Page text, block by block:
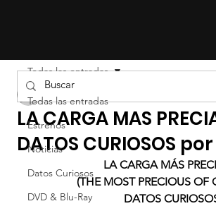
Todas las entradas
Estrenos
Noticias
Datos Curiosos
DVD & Blu-Ray
Todas las entradas
LA CARGA MAS
DATOS CURIOSOS por
LA CARGA MÁS
(THE MOST PRECIOUS OF
DATOS